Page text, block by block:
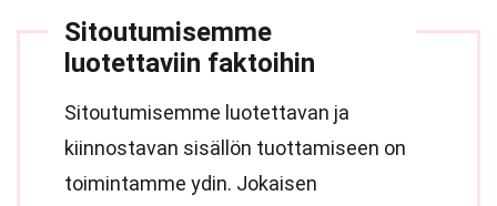
Sitoutumisemme
luotettaviin faktoihin
Sitoutumisemme luotettavan ja
kiinnostavan sisällön tuottamiseen on
toimintamme ydin. Jokaisen